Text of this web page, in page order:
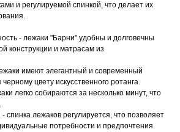
и регулируемой спинкой, что делает их
- лежаки "Барни" удобны и долговечны
конструкции и матрасам из
имеют элегантный и современный
цвету искусственного ротанга.
легко собираются за несколько минут, что
спинка лежаков регулируется, что позволяет
потребности и предпочтения.